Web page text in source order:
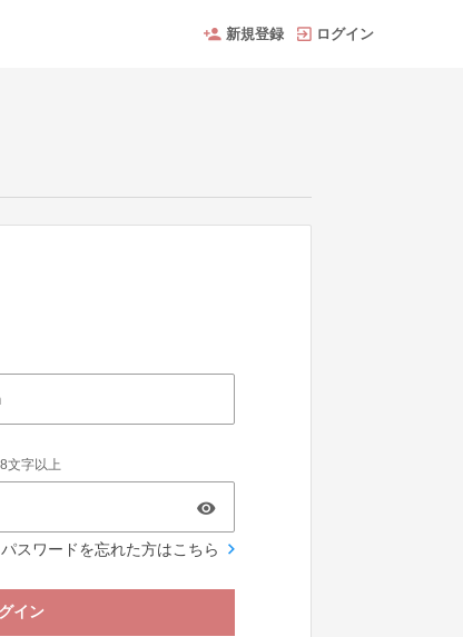
新規登録 ログイン
文字以上
パスワードを忘れた方はこちら
イン